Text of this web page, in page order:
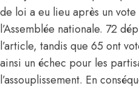
de loi a eu lieu après un
l’Assemblée nationale. 72
l’article, tandis que 65 ont
ainsi un échec pour les
l’assouplissement. En